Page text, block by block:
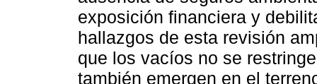
exposición financiera y
hallazgos de esta revisión
que los vacíos no se
también emergen en el